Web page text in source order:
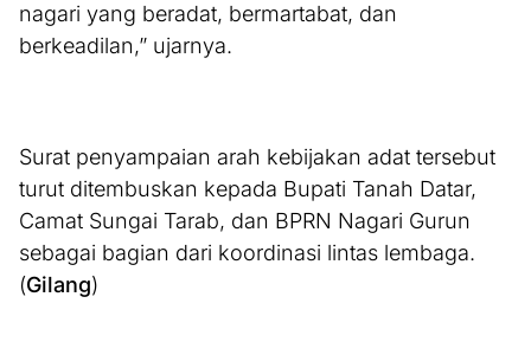
nagari yang beradat, bermartabat, dan
berkeadilan,” ujarnya.
Surat penyampaian arah kebijakan adat tersebut
turut ditembuskan kepada Bupati Tanah Datar,
Camat Sungai Tarab, dan BPRN Nagari Gurun
sebagai bagian dari koordinasi lintas lembaga.
(Gilang)